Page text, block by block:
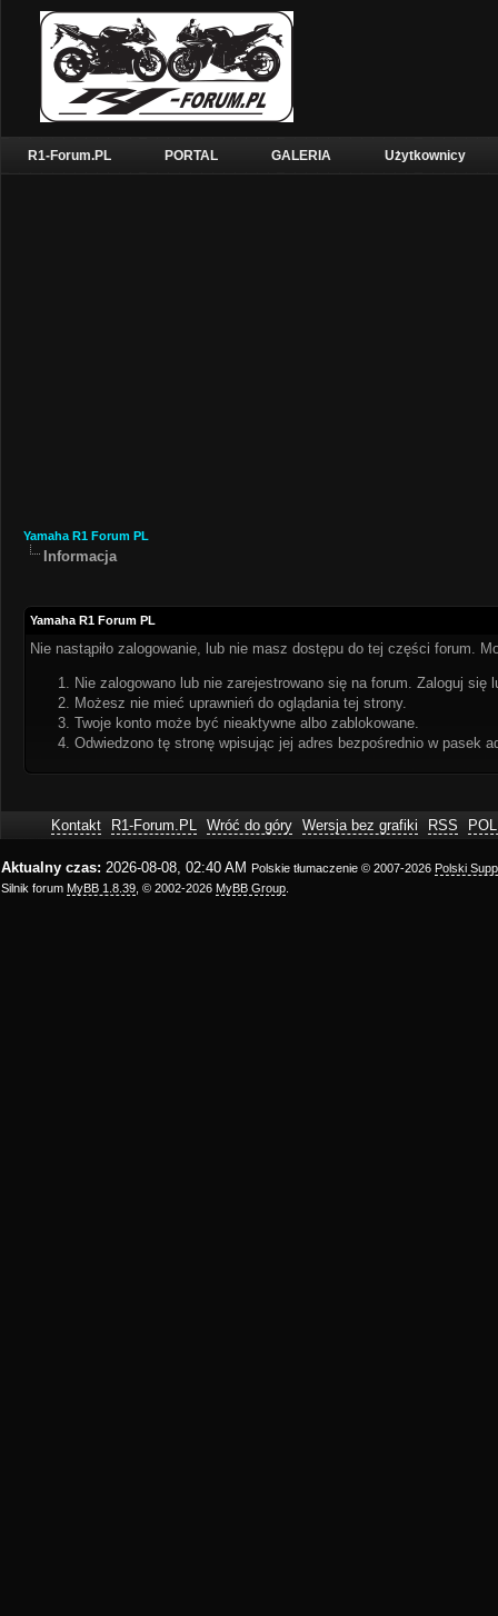
R1-Forum.PL PORTAL GALERIA Użytkownicy
Yamaha R1 Forum PL
Informacja
Yamaha R1 Forum PL
Nie nastąpiło zalogowanie, lub nie masz dostępu do tej części forum.
Nie zalogowano lub nie zarejestrowano się na forum. Zaloguj się
Możesz nie mieć uprawnień do oglądania tej strony.
Twoje konto może być nieaktywne albo zablokowane.
Odwiedzono tę stronę wpisując jej adres bezpośrednio w pasek
Kontakt R1-Forum.PL Wróć do góry Wersja bez grafiki RSS
Aktualny czas: 2026-08-08, 02:40 AM Polskie tłumaczenie © 2007-2026 Polski
Silnik forum MyBB 1.8.39 , © 2002-2026 MyBB Group